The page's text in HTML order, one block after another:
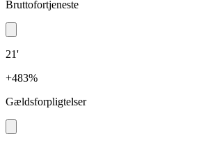
Bruttofortjeneste
21'
+483%
Gældsforpligtelser